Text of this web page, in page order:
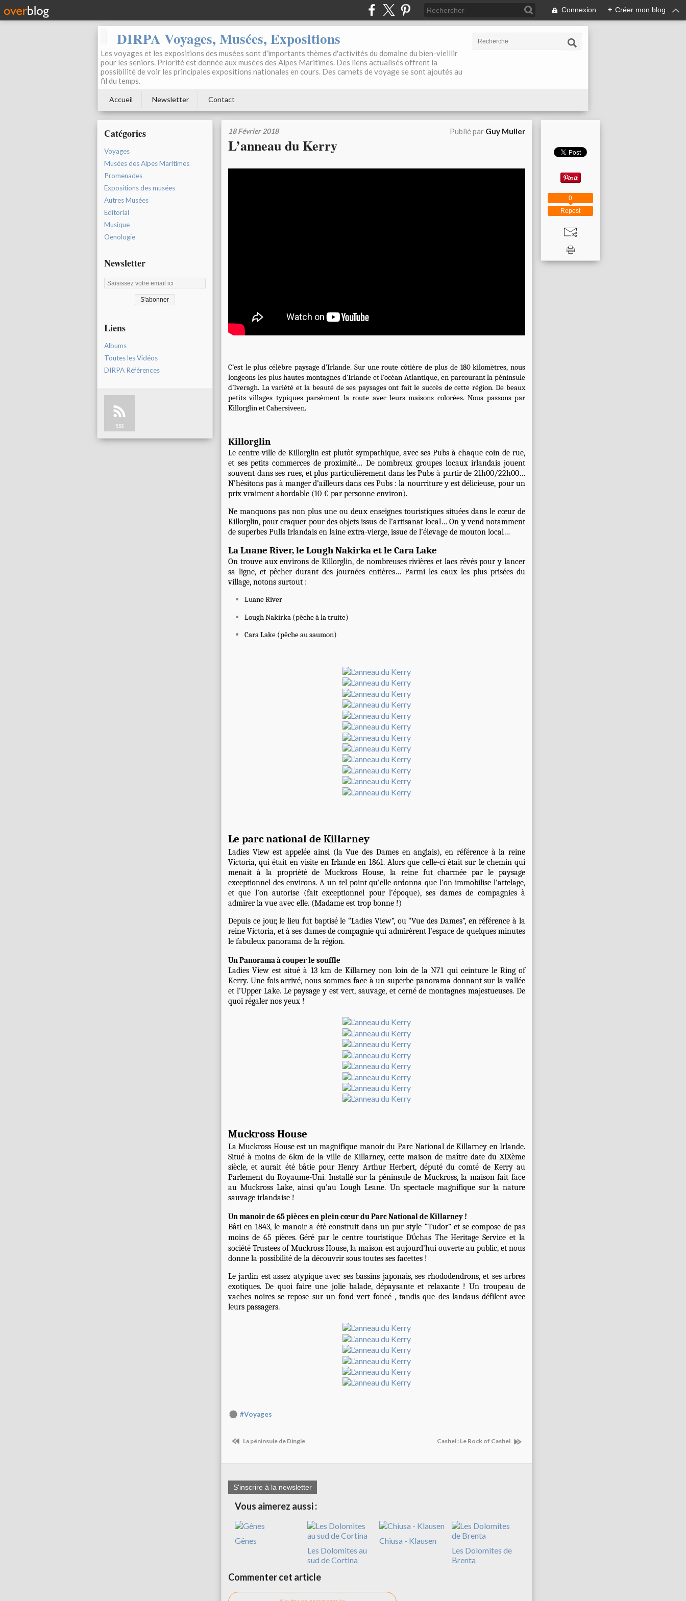
Connexion + Créer mon blog
DIRPA Voyages, Musées, Expositions
Les voyages et les expositions des musées sont d'importants thèmes d'activités du domaine du bien-vieillir
pour les seniors. Priorité est donnée aux musées des Alpes Maritimes. Des liens actualisés offrent la
possibilité de voir les principales expositions nationales en cours. Des carnets de voyage se sont ajoutés au
fil du temps.
Accueil Newsletter Contact
Catégories
Voyages
Musées des Alpes Maritimes
Promenades
Expositions des musées
Autres Musées
Editorial
Musique
Oenologie
Newsletter
Liens
Albums
Toutes les Vidéos
DIRPA Références
RSS
18 Février 2018 Publié par Guy Muller
L’anneau du Kerry
C’est le plus célèbre paysage d’Irlande. Sur une route côtière de plus de 180 kilomètres, nous
longeons les plus hautes montagnes d’Irlande et l’océan Atlantique, en parcourant la péninsule
d’Iveragh. La variété et la beauté de ses paysages ont fait le succès de cette région. De beaux
petits villages typiques parsèment la route avec leurs maisons colorées. Nous passons par
Killorglin et Cahersiveen.
Killorglin
Le centre-ville de Killorglin est plutôt sympathique, avec ses Pubs à chaque coin de rue,
et ses petits commerces de proximité… De nombreux groupes locaux irlandais jouent
souvent dans ses rues, et plus particulièrement dans les Pubs à partir de 21h00/22h00…
N’hésitons pas à manger d’ailleurs dans ces Pubs : la nourriture y est délicieuse, pour un
prix vraiment abordable (10 € par personne environ).
Ne manquons pas non plus une ou deux enseignes touristiques situées dans le cœur de
Killorglin, pour craquer pour des objets issus de l’artisanat local… On y vend notamment
de superbes Pulls Irlandais en laine extra-vierge, issue de l’élevage de mouton local…
La Luane River, le Lough Nakirka et le Cara Lake
On trouve aux environs de Killorglin, de nombreuses rivières et lacs rêvés pour y lancer
sa ligne, et pêcher durant des journées entières… Parmi les eaux les plus prisées du
village, notons surtout :
Luane River
Lough Nakirka (pêche à la truite)
Cara Lake (pêche au saumon)
Le parc national de Killarney
Ladies View est appelée ainsi (la Vue des Dames en anglais), en référence à la reine
Victoria, qui était en visite en Irlande en 1861. Alors que celle-ci était sur le chemin qui
menait à la propriété de Muckross House, la reine fut charmée par le paysage
exceptionnel des environs. A un tel point qu’elle ordonna que l’on immobilise l’attelage,
et que l’on autorise (fait exceptionnel pour l’époque), ses dames de compagnies à
admirer la vue avec elle. (Madame est trop bonne !)
Depuis ce jour, le lieu fut baptisé le “Ladies View”, ou “Vue des Dames”, en référence à la
reine Victoria, et à ses dames de compagnie qui admirèrent l’espace de quelques minutes
le fabuleux panorama de la région.
Un Panorama à couper le souffle
Ladies View est situé à 13 km de Killarney non loin de la N71 qui ceinture le Ring of
Kerry. Une fois arrivé, nous sommes face à un superbe panorama donnant sur la vallée
et l’Upper Lake. Le paysage y est vert, sauvage, et cerné de montagnes majestueuses. De
quoi régaler nos yeux !
Muckross House
La Muckross House est un magnifique manoir du Parc National deKillarney en Irlande.
Situé à moins de 6km de la ville deKillarney, cette maison de maître date du XIXème
siècle, et aurait été bâtie pour Henry Arthur Herbert, député du comté de Kerry au
Parlement du Royaume-Uni. Installé sur la péninsule de Muckross, la maison fait face
au Muckross Lake, ainsi qu’au Lough Leane. Un spectacle magnifique sur la nature
sauvage irlandaise !
Un manoir de 65 pièces en plein cœur du Parc National de Killarney !
Bâti en 1843, le manoir a été construit dans un pur style “Tudor” et se compose de pas
moins de 65 pièces. Géré par le centre touristique Dύchas The Heritage Service et la
société Trustees of Muckross House, la maison est aujourd’hui ouverte au public, et nous
donne la possibilité de la découvrir sous toutes ses facettes !
Le jardin est assez atypique avec ses bassins japonais, ses rhododendrons, et ses arbres
exotiques. De quoi faire une jolie balade, dépaysante et relaxante ! Un troupeau de
vaches noires se repose sur un fond vert foncé , tandis que des landaus défilent avec
leurs passagers.
#Voyages
La péninsule de Dingle Cashel : Le Rock of Cashel
S'inscrire à la newsletter
Vous aimerez aussi :
Gênes
Les Dolomites au
sud de Cortina
Chiusa - Klausen
Les Dolomites de
Brenta
Commenter cet article
Repost
0